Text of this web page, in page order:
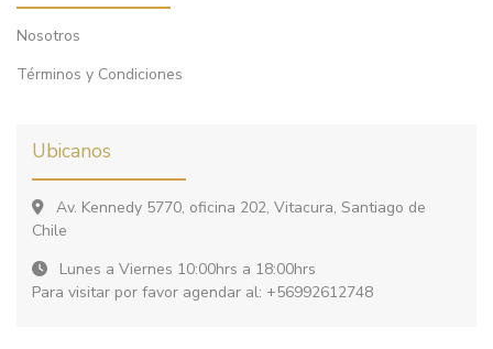
Nosotros
Términos y Condiciones
Ubicanos
Av. Kennedy 5770, oficina 202, Vitacura, Santiago de
Chile
Lunes a Viernes 10:00hrs a 18:00hrs
Para visitar por favor agendar al: +56992612748